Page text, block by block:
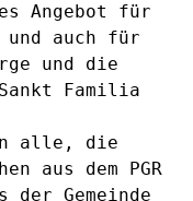
Angebot für
und auch für
und die
Familia
an alle, die
aus dem PGR
der Gemeinde